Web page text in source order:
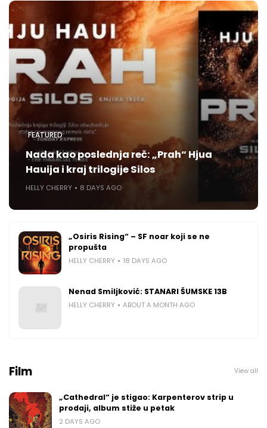
FEATURED
Nada kao poslednja reč: „Prah“ Hjua
Hauija i kraj trilogije Silos
HELLY CHERRY 8 DAYS AGO
„Osiris Rising“ – SF noar koji se ne
propušta
HELLY CHERRY 18 DAYS AGO
Nenad Smiljković: STANARI ŠUMSKE 13B
HELLY CHERRY ABOUT A MONTH AGO
Film View all
„Cathedral“ je stigao: Karpenterov strip u
prodaji, album stiže u petak
2 DAYS AGO